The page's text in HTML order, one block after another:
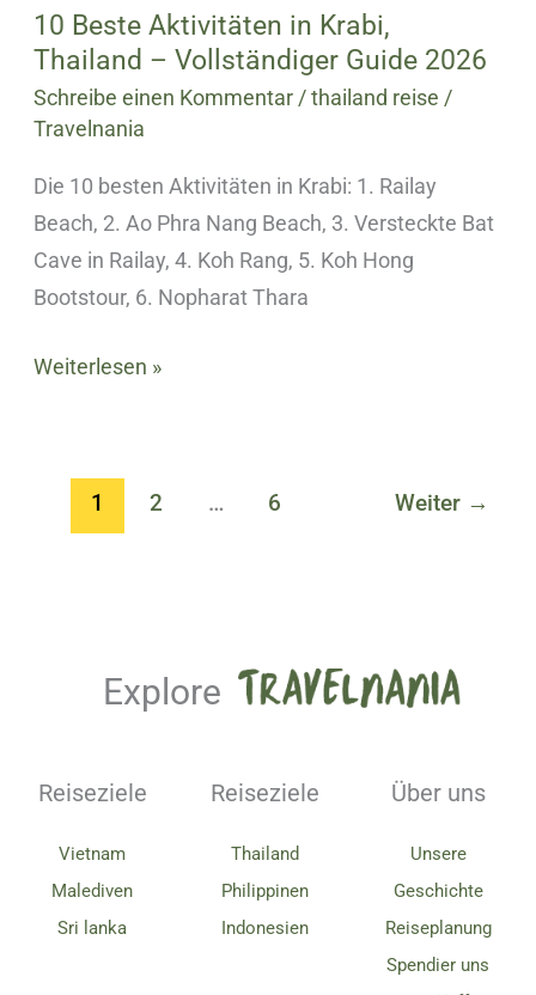
10 Beste Aktivitäten in Krabi,
Thailand – Vollständiger Guide 2026
Schreibe einen Kommentar/thailand reise /
Travelnania
Die 10 besten Aktivitäten in Krabi: 1. Railay
Beach, 2. Ao Phra Nang Beach, 3. Versteckte Bat
Cave in Railay, 4. Koh Rang, 5. Koh Hong
Bootstour, 6. Nopharat Thara
2026
Weiterlesen »
1 2 … 6 Weiter →
Explore
Reiseziele
Vietnam
Malediven
Sri lanka
Reiseziele
Thailand
Philippinen
Indonesien
Über uns
Unsere
Geschichte
Reiseplanung
Spendier uns